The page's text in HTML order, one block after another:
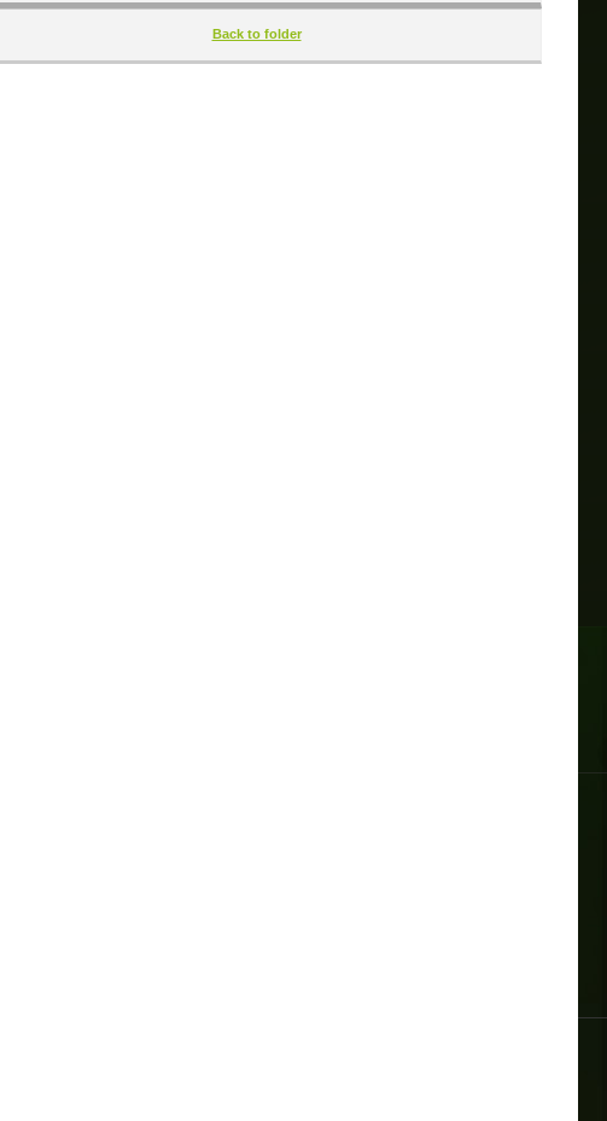
Back to folder